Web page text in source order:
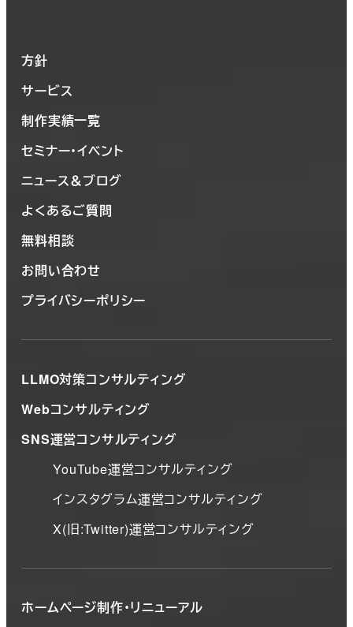
方針
サービス
制作実績一覧
セミナー・イベント
ニュース＆ブログ
よくあるご質問
無料相談
お問い合わせ
プライバシーポリシー
LLMO対策コンサルティング
Webコンサルティング
SNS運営コンサルティング
YouTube運営コンサルティング
インスタグラム運営コンサルティング
X(旧:Twitter)運営コンサルティング
ホームページ制作・リニューアル